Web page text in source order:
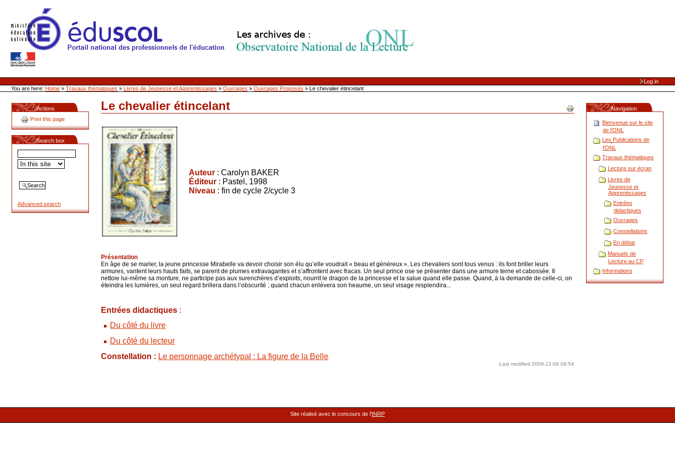
Site Web de l'ONL
Sections
Personal
tools
Log in
You are here:Home » Travaux thématiques »Livres de Jeunesse et Apprentissages »Ouvrages »Ouvrages Proposés »Le chevalier étincelant
Actions
Print this page
Search box
Advanced search
Le chevalier étincelant
Document
Actions
Auteur : Carolyn BAKER
Éditeur : Pastel, 1998
Niveau : fin de cycle 2/cycle 3
Présentation
En âge de se marier, la jeune princesse Mirabelle va devoir choisir son élu qu’elle voudrait « beau et généreux ». Les chevaliers sont tous venus : ils font briller leurs
armures, vantent leurs hauts faits, se parent de plumes extravagantes et s’affrontent avec fracas. Un seul prince ose se présenter dans une armure terne et cabossée. Il
nettoie lui-même sa monture, ne participe pas aux surenchères d’exploits, nourrit le dragon de la princesse et la salue quand elle passe. Quand, à la demande de celle-ci, on
éteindra les lumières, un seul regard brillera dans l’obscurité ; quand chacun enlèvera son heaume, un seul visage resplendira...
Entrées didactiques :
Du côté du livre
Du côté du lecteur
Constellation : Le personnage archétypal : La figure de la Belle
Last modified 2009-12-08 08:54
Navigation
Bienvenue sur le site
de l'ONL
Les Publications de
l'ONL
Travaux thématiques
Lecture sur écran
Livres de
Jeunesse et
Apprentissages
Entrées
didactiques
Ouvrages
Constellations
En débat
Manuels de
Lecture au CP
Informations
Site réalisé avec le concours de l'INRP